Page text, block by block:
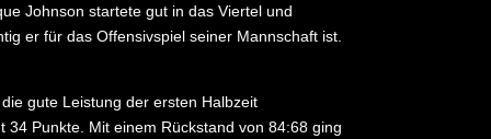
Johnson startete gut in das Viertel und
er für das Offensivspiel seiner Mannschaft ist.
gute Leistung der ersten Halbzeit
Punkte. Mit einem Rückstand von 84:68 ging